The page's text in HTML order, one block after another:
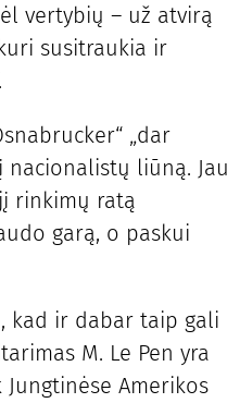
vertybių – už atvirą
susitraukia ir
„dar
nacionalistų liūną. Jau
rinkimų ratą
garą, o paskui
kad ir dabar taip gali
M. Le Pen yra
Amerikos